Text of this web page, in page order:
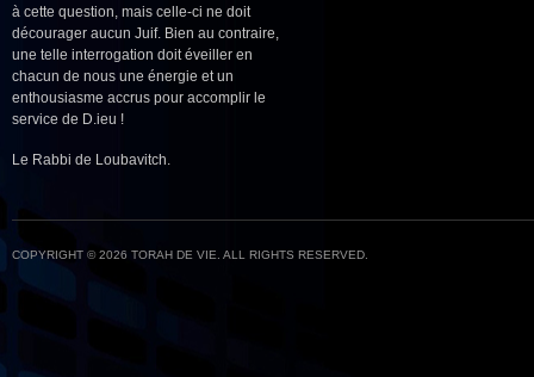
à cette question, mais celle-ci ne doit
décourager aucun Juif. Bien au contraire,
une telle interrogation doit éveiller en
chacun de nous une énergie et un
enthousiasme accrus pour accomplir le
service de D.ieu !
Le Rabbi de Loubavitch.
COPYRIGHT © 2026 TORAH DE VIE. ALL RIGHTS RESERVED.